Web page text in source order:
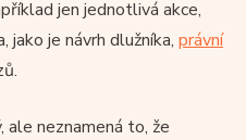
jen jednotlivá akce,
jako je návrh dlužníka, právní
ale neznamená to, že